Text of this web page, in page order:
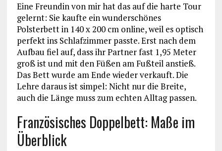
Eine Freundin von mir hat das auf die harte Tour
gelernt: Sie kaufte ein wunderschönes
Polsterbett in 140 x 200 cm online, weil es optisch
perfekt ins Schlafzimmer passte. Erst nach dem
Aufbau fiel auf, dass ihr Partner fast 1,95 Meter
groß ist und mit den Füßen am Fußteil anstieß.
Das Bett wurde am Ende wieder verkauft. Die
Lehre daraus ist simpel: Nicht nur die Breite,
auch die Länge muss zum echten Alltag passen.
Französisches Doppelbett: Maße im
Überblick